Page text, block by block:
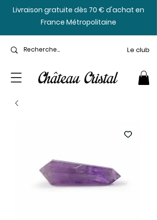
​Livraison gratuite dès 70 € d'achat en
France Métropolitaine
Le club